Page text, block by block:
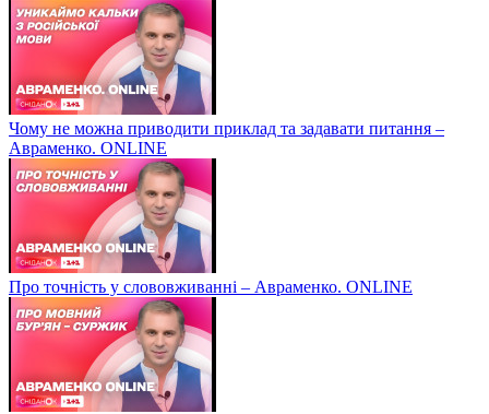
Чому не можна приводити приклад та задавати питання –
Авраменко. ONLINE
Про точність у слововживанні – Авраменко. ONLINE